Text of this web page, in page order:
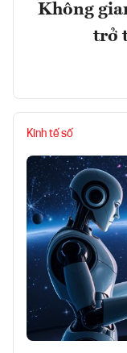
Không
trở
Kinh tế số